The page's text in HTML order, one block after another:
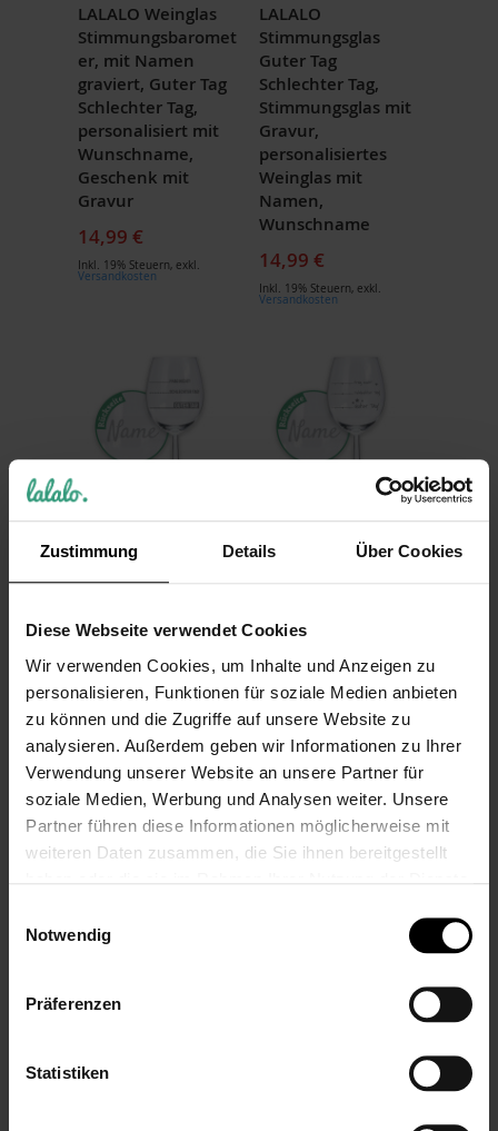
Zustimmung Details Über Cookies
Diese Webseite verwendet Cookies
Wir verwenden Cookies, um Inhalte und Anzeigen zu
personalisieren, Funktionen für soziale Medien anbieten
zu können und die Zugriffe auf unsere Website zu
analysieren. Außerdem geben wir Informationen zu Ihrer
Verwendung unserer Website an unsere Partner für
soziale Medien, Werbung und Analysen weiter. Unsere
Partner führen diese Informationen möglicherweise mit
weiteren Daten zusammen, die Sie ihnen bereitgestellt
Notwendig
Präferenzen
Statistiken
LALALO Weinglas
Stimmungsbaromet
er, mit Namen
graviert, Guter Tag
Schlechter Tag,
personalisiert mit
Wunschname,
Geschenk mit
Gravur
14,99 €
Inkl. 19% Steuern, exkl.
Versandkosten
LALALO
Stimmungsglas
Guter Tag
Schlechter Tag,
Stimmungsglas mit
Gravur,
personalisiertes
Weinglas mit
Namen,
Wunschname
14,99 €
Inkl. 19% Steuern, exkl.
Versandkosten
LALALO Weinglas
Schlechter Tag
Guter Tag Frag
personalisiert mit
Namen
Wunschname
Wunschtext,
Geschenk für
Freundin
14,99 €
Inkl. 19% Steuern exkl.
Versandkosten
LALALO Weinglas
personalisiert mit
Namen, Geschenk
für Frau zum
Geburtstag, 20 cm
14,99 €
Inkl. 19% Steuern,exkl.
Personalisiertes